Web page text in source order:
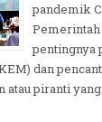
pandemik
pentingnya
dan
atau piranti